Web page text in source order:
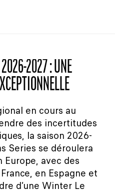
2027 : UNE
en cours au
des incertitudes
la saison 2026-
Series se déroulera
avec des
en Espagne et
d’une Winter Le